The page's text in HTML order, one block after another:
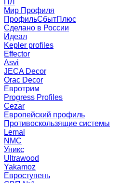
ПЛ
Мир Профиля
ПрофильСбытПлюс
Сделано в России
Идеал
Kepler profiles
Effector
Asvi
JECA Decor
Orac Decor
Евротрим
Progress Profiles
Cezar
Европейский профиль
Противоскользящие системы
Lemal
NMC
Уникс
Ultrawood
Yakamoz
Евроступень